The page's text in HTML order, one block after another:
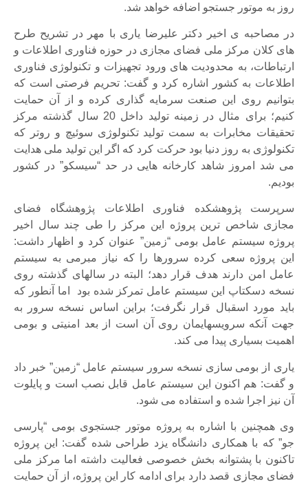
روز به موتور جستجو اضافه خواهد شد.
در مصاحبه ی اخیر دکتر علیرضا یاری با مهر در تشریح طرح
های کلان مرکز ملی فضای مجازی در حوزه فناوری اطلاعات و
ارتباطات، به محدودیت های ورود تجهیزات و تکنولوژی فناوری
اطلاعات به کشور اشاره کرد و گفت: تحریم فرصتی است که
بتوانیم روی این صنعت سرمایه گذاری کرده و از آن حمایت
کنیم؛ برای مثال در زمینه تولید داخل 20 سال گذشته مرکز
تحقیقات مخابرات به سمت تولید تکنولوژی سوئیچ و روتر که
تکنولوژی به روز دنیا بود حرکت کرد که اگر این تولید ملی هدایت
می شد امروز شاهد کارخانه هایی در حد “سیسکو” در کشور
بودیم.
سرپرست پژوهشکده فناوری اطلاعات پژوهشگاه فضای
مجازی شاخص ترین پروژه این مرکز را طی چند سال اخیر
پروژه سیستم عامل بومی “زمین” عنوان کرد و اظهار داشت:
این پروژه سعی کرده سرورها را که نیاز مبرمی به سیستم
عامل امن دارند هدف قرار دهد؛ البته در سالهای گذشته روی
نسخه دسکتاپ این سیستم عامل تمرکز شده بود اما آنطور که
باید مورد اسقبال قرار نگرفت؛ براین اساس نسخه سرور به
جهت آنکه سرویسهایمان روی آن است از بعد امنیتی و بومی
اهمیت بسیاری پیدا می کند.
یاری از بومی سازی نسخه سرور سیستم عامل “زمین” خبر داد
و گفت: هم اکنون این سیستم عامل قابل نصب است و پایلوت
آن نیز اجرا شده و استفاده می شود.
وی همچنین با اشاره به پروژه موتور جستجوی بومی “پارسی
جو” که با همکاری دانشگاه یزد طراحی شده گفت: این پروژه
تاکنون با پشتوانه بخش خصوصی فعالیت داشته اما مرکز ملی
فضای مجازی قصد دارد برای ادامه کار این پروژه، از آن حمایت